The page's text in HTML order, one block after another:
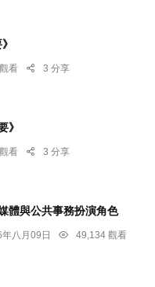
看 3 分享
》
看 3 分享
體與公共事務扮演角色
八月09日
49,134 觀看